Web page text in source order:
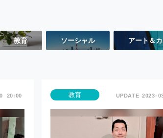
教育 ソーシャル アート＆
20:00 教育 2023